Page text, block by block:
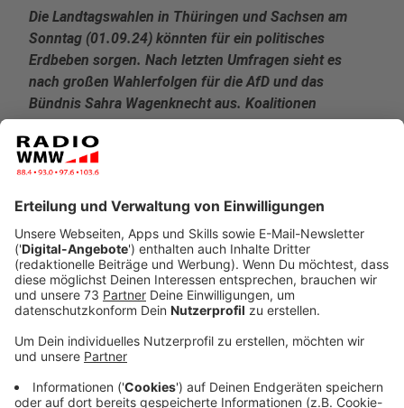
Die Landtagswahlen in Thüringen und Sachsen am
Sonntag (01.09.24) könnten für ein politisches
Erdbeben sorgen. Nach letzten Umfragen sieht es
nach großen Wahlerfolgen für die AfD und das
Bündnis Sahra Wagenknecht aus. Koalitionen
zwischen AfD und BSW hält RADIO WMW
Politikexperte Klaus Schubert von der Uni Münster für
unwahrscheinlich. Auch mögliche Koalitionen
Veröffentlicht:Freitag, 30.08.2024 06:12
Anzeige